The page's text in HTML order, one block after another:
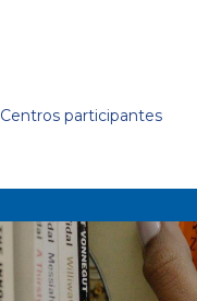
Centros participantes